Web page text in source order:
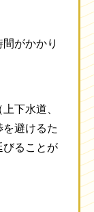
がかかり
下水道、
避けるた
びることが